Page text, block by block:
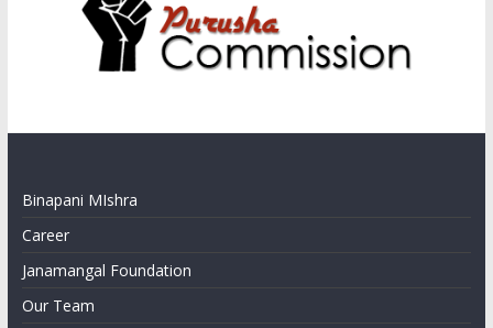
Binapani MIshra
Career
Janamangal Foundation
Our Team